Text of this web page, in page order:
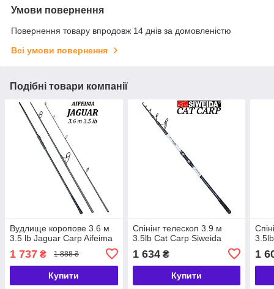
Умови повернення
Повернення товару впродовж 14 днів за домовленістю
Всі умови повернення
Подібні товари компанії
Вудлище коропове 3.6 м
3.5 lb Jaguar Carp Aifeima
1 737 ₴ 1 888 ₴
Купити
Спінінг телескоп 3.9 м
3.5lb Cat Carp Siweida
1 634₴
Купити
1